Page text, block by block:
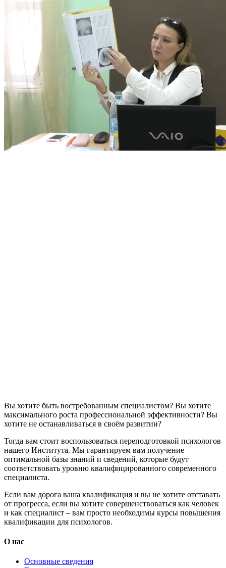
Вы хотите быть востребованным специалистом? Вы хотите
максимального роста профессиональной эффективности? Вы
хотите не останавливаться в своём развитии?
Тогда вам стоит воспользоваться переподготовкой психологов
нашего Института. Мы гарантируем вам получение
оптимальной базы знаний и сведений, которые будут
соответствовать уровню квалифицированного современного
специалиста.
Если вам дорога ваша квалификация и вы не хотите отставать
от прогресса, если вы хотите совершенствоваться как человек
и как специалист – вам просто необходимы курсы повышения
квалификации для психологов.
О нас
Основные сведения